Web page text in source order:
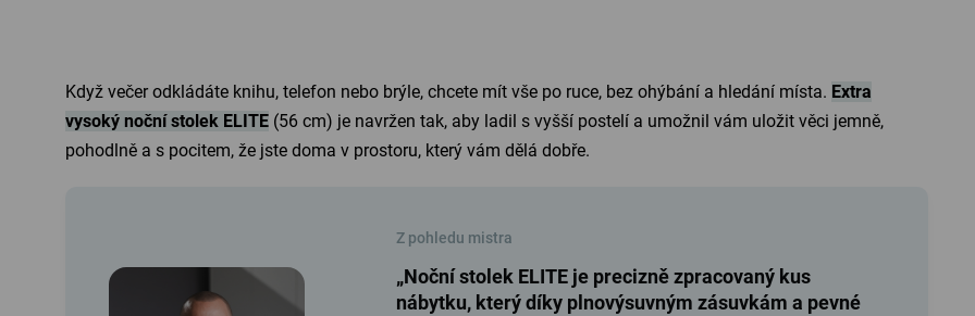
Když večer odkládáte knihu, telefon nebo brýle, chcete mít vše po ruce, bez ohýbání a hledání místa. Extra
vysoký noční stolek ELITE (56 cm) je navržen tak, aby ladil s vyšší postelí a umožnil vám uložit věci jemně,
pohodlně a s pocitem, že jste doma v prostoru, který vám dělá dobře.
Z pohledu mistra
„Noční stolek ELITE je precizně zpracovaný kus
nábytku, který díky plnovýsuvným zásuvkám a pevné